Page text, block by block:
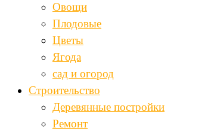
Овощи
Плодовые
Цветы
Ягода
сад и огород
Строительство
Деревянные постройки
Ремонт